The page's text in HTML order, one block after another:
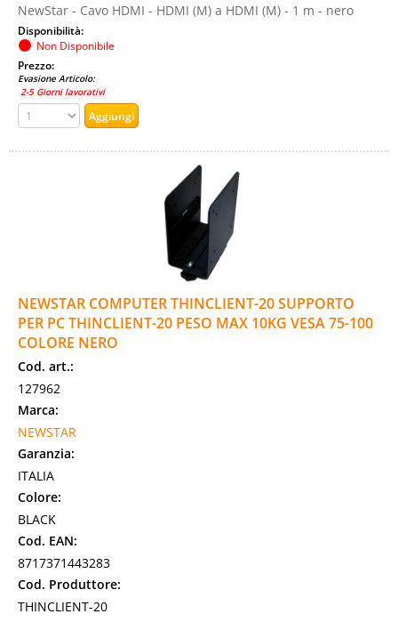
NewStar - Cavo HDMI - HDMI (M) a HDMI (M) - 1 m - nero
Disponibilità:
Non Disponibile
Prezzo:
Evasione Articolo:
2-5 Giorni lavorativi
NEWSTAR COMPUTER THINCLIENT-20 SUPPORTO
PER PC THINCLIENT-20 PESO MAX 10KG VESA 75-100
COLORE NERO
Cod. art.:
127962
Marca:
NEWSTAR
Garanzia:
ITALIA
Colore:
BLACK
Cod. EAN:
8717371443283
Cod. Produttore:
THINCLIENT-20